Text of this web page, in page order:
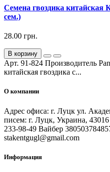
Семена гвоздика китайская
сем.)
28.00 грн.
В корзину
Арт. 91-824 Производитель
китайская гвоздика с...
О компании
Адрес офиса: г. Луцк ул.
писем: г. Луцк, Украина,
233-98-49 Вайбер
stakentgugl@gmail.com
Информация